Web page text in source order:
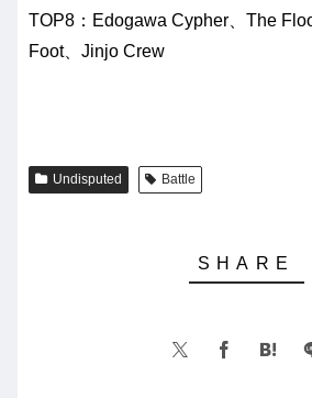
TOP8：Edogawa Cypher、The
Foot、Jinjo Crew
Undisputed Battle